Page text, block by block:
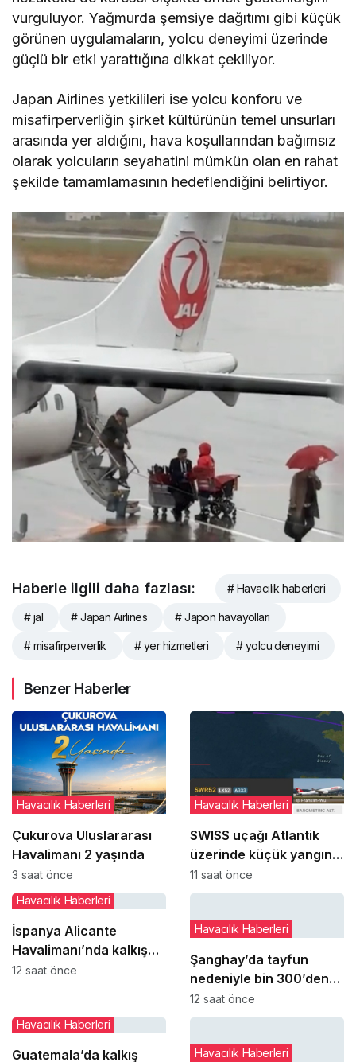
vurguluyor. Yağmurda şemsiye dağıtımı gibi küçük
görünen uygulamaların, yolcu deneyimi üzerinde
güçlü bir etki yarattığına dikkat çekiliyor.
Japan Airlines yetkilileri ise yolcu konforu ve
misafirperverliğin şirket kültürünün temel unsurları
arasında yer aldığını, hava koşullarından bağımsız
olarak yolcuların seyahatini mümkün olan en rahat
şekilde tamamlamasının hedeflendiğini belirtiyor.
Haberle ilgili daha fazlası: # Havacılık haberleri
# jal # Japan Airlines # Japon havayolları
# misafirperverlik # yer hizmetleri # yolcu deneyimi
Benzer Haberler
Çukurova Uluslararası
Havalimanı 2 yaşında
Havacılık Haberleri
3 saat önce
SWISS uçağı Atlantik
üzerinde küçük yangın
ihbarı sonrası Dublin’e
yönlendirildi
Havacılık Haberleri
11 saat önce
İspanya Alicante
Havalimanı’nda kalkış
yapan Ryanair uçağı
Havacılık Haberleri
12 saat önce
Şanghay’da tayfun
nedeniyle bin 300’den
fazla uçuş iptal edildi
Havacılık Haberleri
12 saat önce
Guatemala’da kalkış
Havacılık Haberleri
Havacılık Haberleri